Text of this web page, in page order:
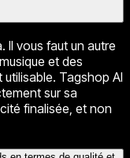
Il vous faut un autre
et des
Tagshop AI
sur sa
finalisée, et non